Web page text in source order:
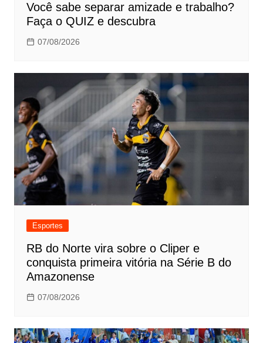
Você sabe separar amizade e trabalho?
Faça o QUIZ e descubra
07/08/2026
Esportes
RB do Norte vira sobre o Cliper e
conquista primeira vitória na Série B do
Amazonense
07/08/2026